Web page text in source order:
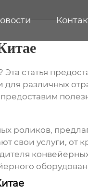
Эта статья
различных
роликов,
свои услуги, от